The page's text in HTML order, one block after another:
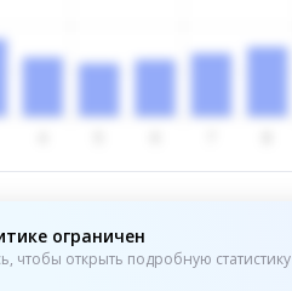
ограничен
чтобы открыть подробную статистику